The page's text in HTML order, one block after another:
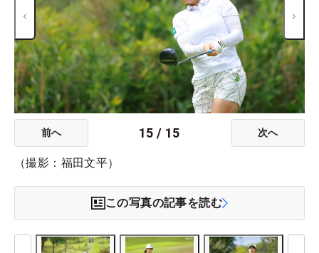
前へ 15 / 15 次へ
（撮影：福田文平）
この写真の記事を読む